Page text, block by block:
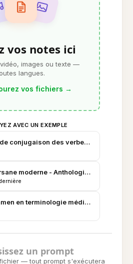
vos notes ici
vidéo, images ou texte —
langues.
vos fichiers →
AVEC UN EXEMPLE
conjugaison des verbes persans
moderne - Anthologie et analyse
en terminologie médicale en persan
un prompt
— tout prompt s'exécutera